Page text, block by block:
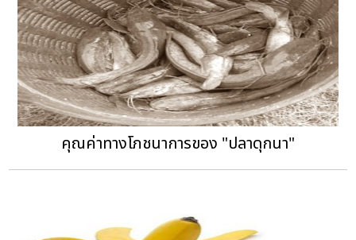
คุณค่าทางโภชนาการของ "ปลาดุกนา"